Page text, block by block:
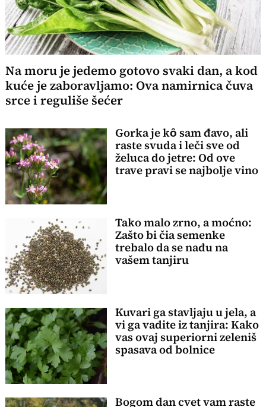
Na moru je jedemo gotovo svaki dan, a kod
kuće je zaboravljamo: Ova namirnica čuva
srce i reguliše šećer
Gorka je kȏ sam đavo, ali
raste svuda i leči sve od
želuca do jetre: Od ove
trave pravi se najbolje vino
Tako malo zrno, a moćno:
Zašto bi čia semenke
trebalo da se nađu na
vašem tanjiru
Kuvari ga stavljaju u jela, a
vi ga vadite iz tanjira: Kako
vas ovaj superiorni zeleniš
spasava od bolnice
Bogom dan cvet vam raste